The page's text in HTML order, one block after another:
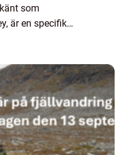
som
är en specifik